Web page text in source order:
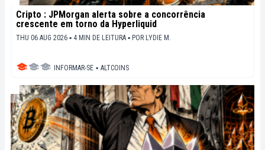
Cripto : JPMorgan alerta sobre a concorrência
crescente em torno da Hyperliquid
THU 06 AUG 2026 ▪ 4 MIN DE LEITURA ▪ POR LYDIE M.
INFORMAR-SE ▪ ALTCOINS